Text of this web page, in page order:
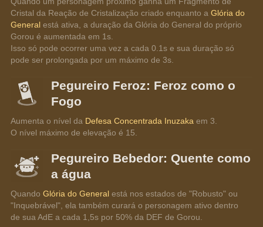
Cristal da Reação de Cristalização criado enquanto a Glória do
General está ativa, a duração da Glória do General do próprio
Gorou é aumentada em 1s.
Isso só pode ocorrer uma vez a cada 0.1s e sua duração só
pode ser prolongada por um máximo de 3s.
Pegureiro Feroz: Feroz como o
Fogo
Aumenta o nível da Defesa Concentrada Inuzaka em 3.
O nível máximo de elevação é 15.
Pegureiro Bebedor: Quente como
a água
Quando Glória do General está nos estados de "Robusto" ou
"Inquebrável", ela também curará o personagem ativo dentro
de sua AdE a cada 1,5s por 50% da DEF de Gorou.